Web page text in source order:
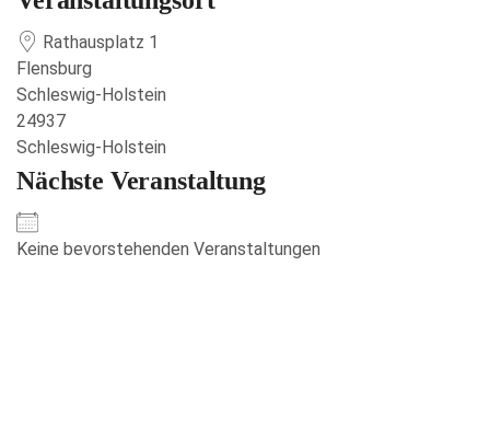
Rathausplatz 1
Flensburg
Schleswig-Holstein
24937
Schleswig-Holstein
Nächste Veranstaltung
Keine bevorstehenden Veranstaltungen